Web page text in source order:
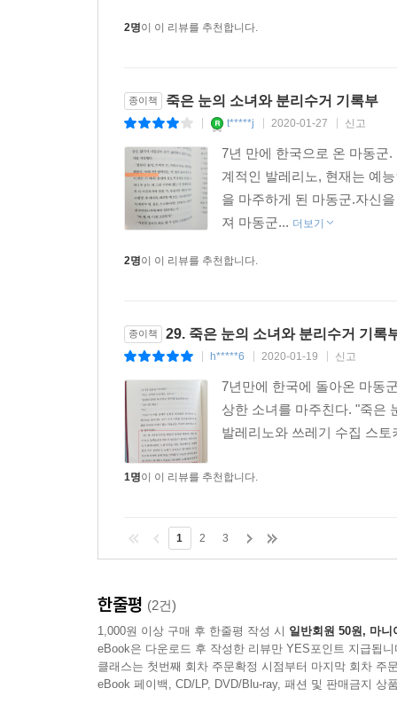
2명이 이 리뷰를 추천합니다.
종이책 죽은 눈의 소녀와 분리수거 기록부
t*****j 2020-01-27 신고
7년 만에 한국으로 온 마동군
계적인 발레리노, 현재는 예
을 마주하게 된 마동군.자신
져 마동군... 더보기
2명이 이 리뷰를 추천합니다.
종이책 29. 죽은 눈의 소녀와 분리수거 기록
h*****6 2020-01-19 신고
7년만에 한국에 돌아온 마동
상한 소녀를 마주친다. "죽은
발레리노와 쓰레기 수집 스
1명이 이 리뷰를 추천합니다.
1 2 3
한줄평 (2건)
1,000원 이상 구매 후 한줄평 작성 시 일반회원 50원, 마니
eBook은 다운로드 후 작성한 리뷰만 YES포인트 지급됩니
클래스는 첫번째 회차 주문확정 시점부터 마지막 회차 주
eBook 페이백, CD/LP, DVD/Blu-ray, 패션 및 판매금지 상